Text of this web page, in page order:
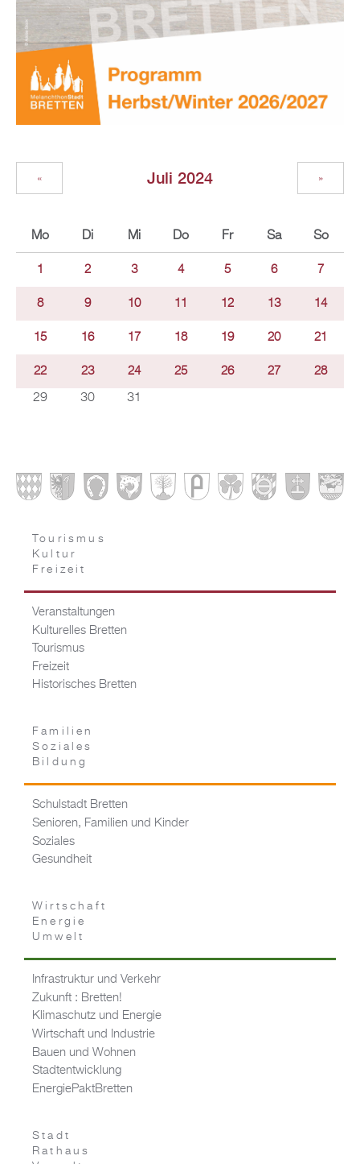
Juli 2024
« »
Mo Di Mi Do Fr Sa So
1 2 3 4 5 6 7
8 9 10 11 12 13 14
15 16 17 18 19 20 21
22 23 24 25 26 27 28
29 30 31
Tourismus
Kultur
Freizeit
Veranstaltungen
Kulturelles Bretten
Tourismus
Freizeit
Historisches Bretten
Familien
Soziales
Bildung
Schulstadt Bretten
Senioren, Familien und Kinder
Soziales
Gesundheit
Wirtschaft
Energie
Umwelt
Infrastruktur und Verkehr
Zukunft : Bretten!
Klimaschutz und Energie
Wirtschaft und Industrie
Bauen und Wohnen
Stadtentwicklung
EnergiePaktBretten
Stadt
Rathaus